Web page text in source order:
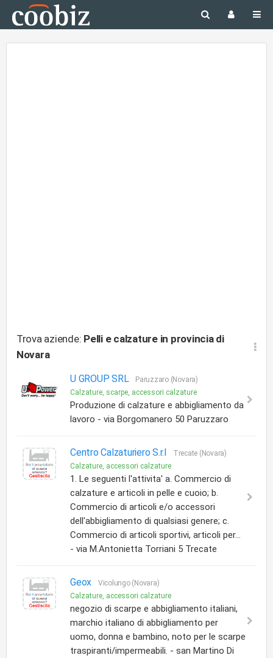
Trova aziende: Pelli e calzature in provincia di
Novara
U GROUP SRL
Paruzzaro (Novara)
Calzature, scarpe, accessori calzature
Produzione di calzature e abbigliamento da
lavoro - via Borgomanero 50 Paruzzaro
Centro Calzaturiero S.r.l
Trecate (Novara)
Calzature, accessori calzature
1. Le seguenti l'attivita' a. Commercio di
calzature e articoli in pelle e cuoio; b.
Commercio di articoli e/o accessori
dell'abbigliamento di qualsiasi genere; c.
Commercio di articoli sportivi, articoli per...
- via M.Antonietta Torriani 5 Trecate
Geox
Vicolungo (Novara)
Calzature, accessori calzature
negozio di scarpe e abbigliamento italiani,
marchio italiano di abbigliamento per
uomo, donna e bambino, noto per le scarpe
traspiranti/impermeabili. - san Martino Di